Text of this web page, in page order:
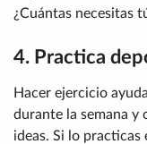
¿Cuántas necesitas
4. Practica
Hacer ejercicio
durante la semana y
ideas. Si lo